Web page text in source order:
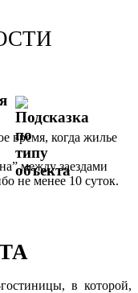
время, когда жилье
между заездами
не менее 10 суток.
в которой,